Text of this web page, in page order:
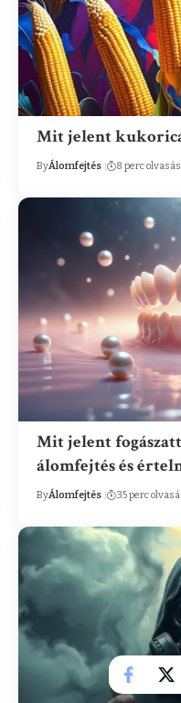
Mit jelent
ByÁlomfejtés 8 perc olvasás
Mit jelent
álomfejtés és
ByÁlomfejtés 35 perc